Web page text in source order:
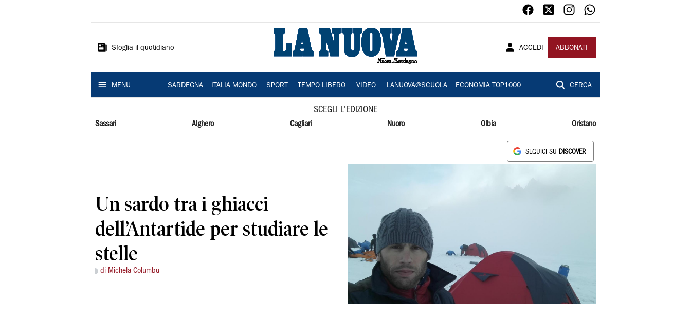
Sardegna
Sfoglia il quotidiano ACCEDI ABBONATI
MENU SARDEGNA ITALIA MONDO SPORT TEMPO LIBERO VIDEO LANUOVA@SCUOLA ECONOMIA TOP1000 CERCA
SCEGLI L'EDIZIONE
Sassari Alghero Cagliari Nuoro Olbia Oristano
SEGUICI SU DISCOVER
Un sardo tra i ghiacci
dell’Antartide per studiare le
stelle
di Michela Columbu